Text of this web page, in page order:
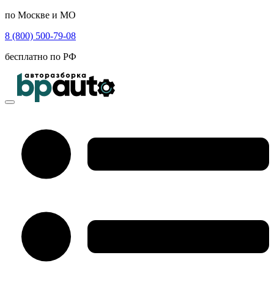
по Москве и МО
8 (800) 500-79-08
бесплатно по РФ